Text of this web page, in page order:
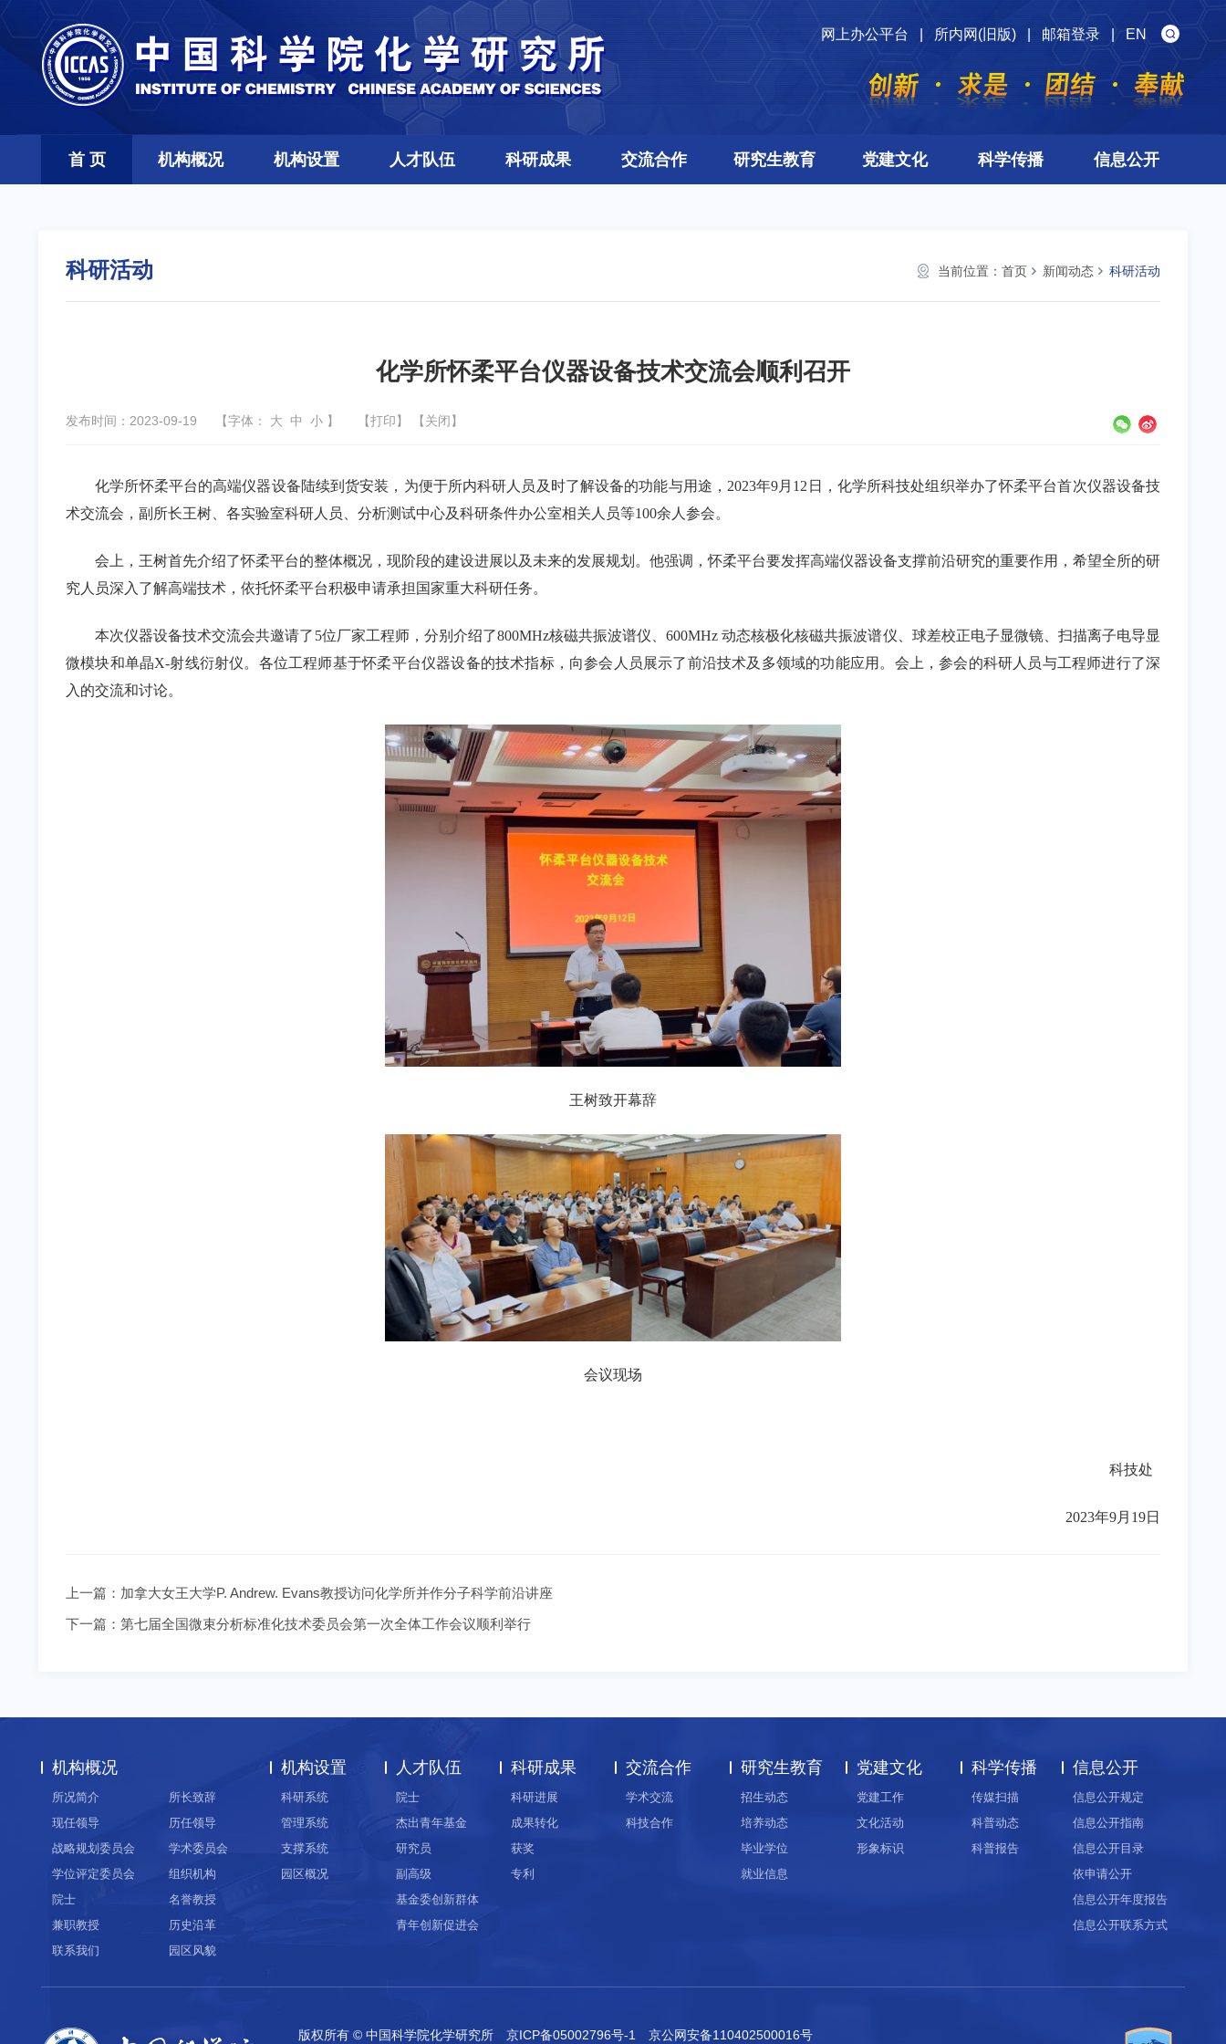
网上办公平台 所内网(旧版) 邮箱登录 |EN
首 页 机构概况 机构设置 人才队伍 科研成果 交流合作 研究生教育 党建文化 科学传播 信息公开
当前位置： 首页 新闻动态 科研活动
科研活动
化学所怀柔平台仪器设备技术交流会顺利召开
发布时间：2023-09-19 【字体： 大 中 小 】 【打印】 【关闭】
化学所怀柔平台的高端仪器设备陆续到货安装，为便于所内科研人员及时了解设备的功能与用途， 2023年9月 12 日，化学所科技处组织举办了怀柔平台首次仪器设备技
术交流会，副所长王树、各实验室科研人员、分析测试中心及科研条件办公室相关人员等100余人参会。
会上，王树首先介绍了怀柔平台的整体概况，现阶段的建设进展以及未来的发展规划。他强调，怀柔平台要发挥高端仪器设备支撑前沿研究的重要作用，希望全所的研
究人员深入了解高端技术，依托怀柔平台积极申请承担国家重大科研任务。
本次仪器设备技术交流会共邀请了 5位厂家工程师，分别介绍了800MHz核磁共振波谱仪、600MHz动态核极化核磁共振波谱仪、球差校正电子显微镜、扫描离子电导显
微模块和单晶X-射线衍射仪。各位工程师基于怀柔平台仪器设备的技术指标，向参会人员展示了前沿技术及多领域的功能应用。会上，参会的科研人员与工程师进行了深
入的交流和讨论。
王树致开幕辞
会议现场
科技处
2023年9月19日
上一篇： 加拿大女王大学P. Andrew. Evans教授访问化学所并作分子科学前沿讲座
下一篇： 第七届全国微束分析标准化技术委员会第一次全体工作会议顺利举行
机构概况
所况简介
所长致辞
现任领导
历任领导
战略规划委员会
学术委员会
学位评定委员会
组织机构
院士
名誉教授
兼职教授
历史沿革
联系我们
园区风貌
机构设置
科研系统
管理系统
支撑系统
园区概况
人才队伍
院士
杰出青年基金
研究员
副高级
基金委创新群体
青年创新促进会
科研成果
科研进展
成果转化
获奖
专利
交流合作
学术交流
科技合作
研究生教育
招生动态
培养动态
毕业学位
就业信息
党建文化
党建工作
文化活动
形象标识
科学传播
传媒扫描
科普动态
科普报告
信息公开
信息公开规定
信息公开指南
信息公开目录
依申请公开
信息公开年度报告
信息公开联系方式
版权所有 © 中国科学院化学研究所 京ICP备05002796号-1 京公网安备110402500016号